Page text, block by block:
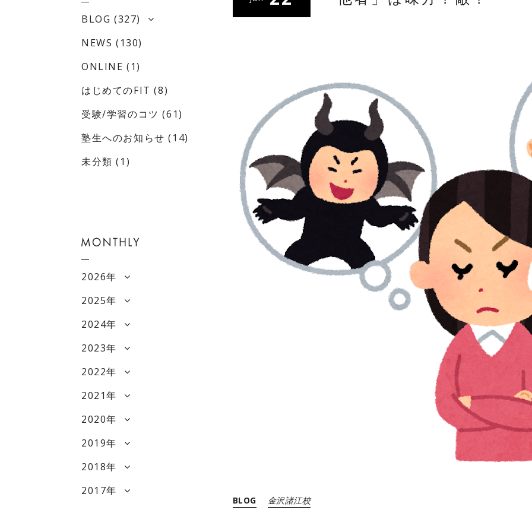
BLOG 金沢諸江校
BLOG (327)
NEWS (130)
ONLINE (1)
はじめてのFIT (8)
受験/学習のコツ (61)
塾生へのお知らせ (14)
未分類 (1)
2026年
2025年
2024年
2023年
2022年
2021年
2020年
2019年
2018年
2017年